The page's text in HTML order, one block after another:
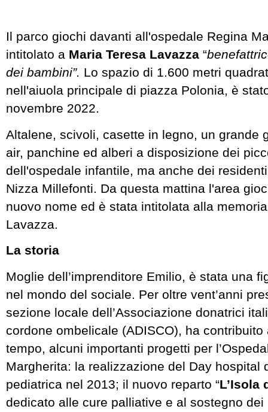
Il parco giochi davanti all'ospedale Regina
intitolato a Maria Teresa Lavazza “
dei bambini”. Lo spazio di 1.600 metri
nell'aiuola principale di piazza Polonia, è
novembre 2022.
Altalene, scivoli, casette in legno, un grande
air, panchine ed alberi a disposizione dei
dell'ospedale infantile, ma anche dei
Nizza Millefonti. Da questa mattina l'area
nuovo nome ed è stata intitolata alla
Lavazza.
La storia
Moglie dell’imprenditore Emilio, è stata una
nel mondo del sociale. Per oltre vent’anni
sezione locale dell’Associazione donatrici
cordone ombelicale (ADISCO), ha
tempo, alcuni importanti progetti per
Margherita: la realizzazione del Day hospital
pediatrica nel 2013; il nuovo reparto “L’Isola
dedicato alle cure palliative e al sostegno